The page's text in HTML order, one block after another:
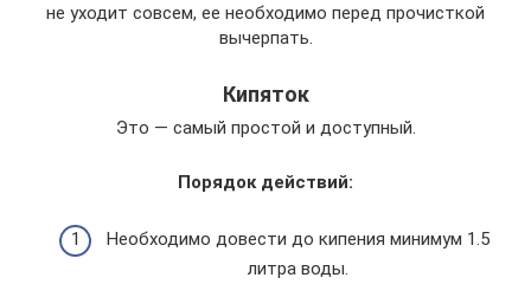
не уходит совсем, ее необходимо перед прочисткой
вычерпать.
Кипяток
Это — самый простой и доступный.
Порядок действий:
Необходимо довести до кипения минимум 1.5
литра воды.